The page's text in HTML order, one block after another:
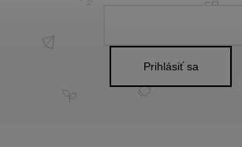
Prihlásiť sa